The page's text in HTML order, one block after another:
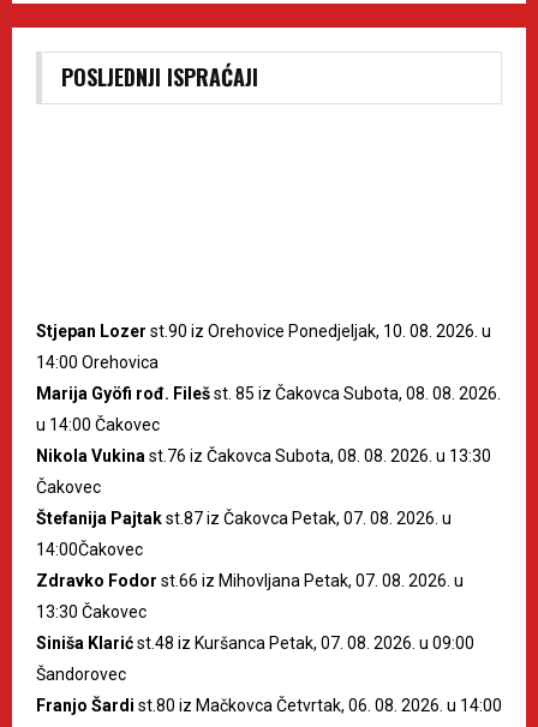
POSLJEDNJI ISPRAĆAJI
Stjepan Lozer st.90 iz Orehovice Ponedjeljak, 10. 08. 2026. u
14:00 Orehovica
Marija Gyöfi rođ. Filešst. 85 iz Čakovca Subota, 08. 08. 2026.
u 14:00 Čakovec
Nikola Vukina st.76 iz Čakovca Subota, 08. 08. 2026. u 13:30
Čakovec
Štefanija Pajtakst.87 iz Čakovca Petak, 07. 08. 2026. u
14:00Čakovec
Zdravko Fodor st.66 iz Mihovljana Petak, 07. 08. 2026. u
13:30 Čakovec
Siniša Klarićst.48 iz Kuršanca Petak, 07. 08. 2026. u 09:00
Šandorovec
Franjo Šardi st.80 iz Mačkovca Četvrtak, 06. 08. 2026. u 14:00